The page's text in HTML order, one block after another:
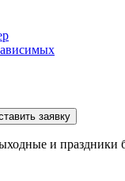
заявку
и